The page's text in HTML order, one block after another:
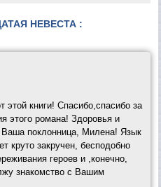
НЕВЕСТА :
этой книги! Спасибо,спасибо за
этого романа! Здоровья и
Ваша поклонница, Милена! Язык
круто закручен, бесподобно
героев и ,конечно,
знакомство с Вашим